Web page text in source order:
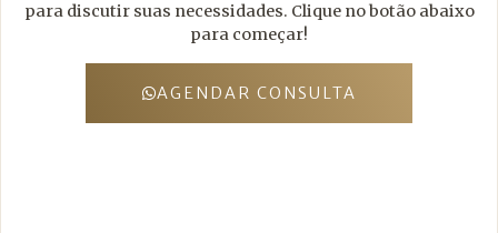
para discutir suas necessidades. Clique no botão abaixo
para começar!
AGENDAR CONSULTA